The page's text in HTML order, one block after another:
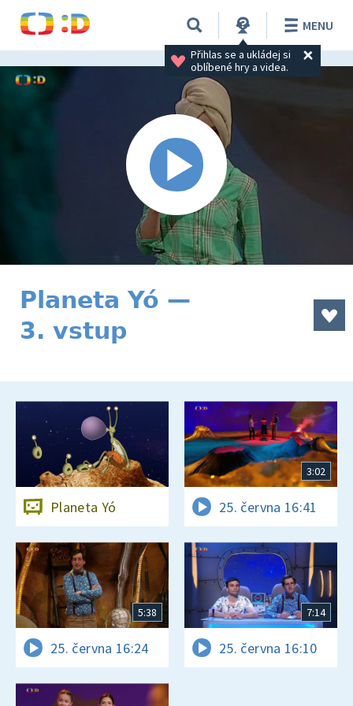
Přihlas se a ukládej si
oblíbené hry a videa.
MENU
Planeta Yó —
3. vstup
Planeta Yó
3:02
25. června 16:41
5:38
25. června 16:24
7:14
25. června 16:10